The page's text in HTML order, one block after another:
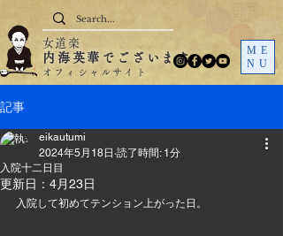
ME
NU
女道楽
内海英華でございます
オフィシャルサイト
記事
入院十二日目
eikautumi
2024年5月18日 読了時間: 1分
更新日： 4月23日
入院して初めてテンション上がった日。